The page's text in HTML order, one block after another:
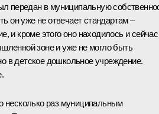
передан в муниципальную
он уже не отвечает стандартам –
и кроме этого оно находилось и сейчас
зоне и уже не могло быть
в детское дошкольное учреждение.
несколько раз муниципальным